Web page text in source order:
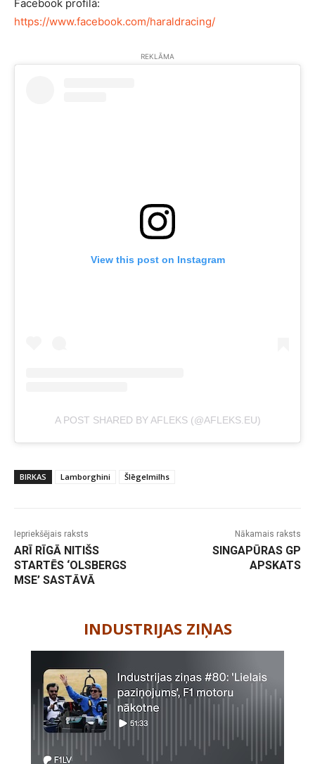
Facebook profilā:
https://www.facebook.com/haraldracing/
REKLĀMA
View this post on Instagram
A POST SHARED BY AFLEKS (@AFLEKS.EU)
BIRKAS Lamborghini Šlēgelmilhs
Iepriekšējais raksts
ARĪ RĪGĀ NITIŠS
STARTĒS ‘OLSBERGS
MSE’ SASTĀVĀ
Nākamais raksts
SINGAPŪRAS GP
APSKATS
INDUSTRIJAS ZIŅAS